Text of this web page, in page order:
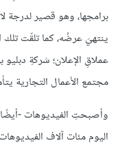
برامجها، وهو قصير
مجتمع الأعمال التجارية
وأصبحتِ الفيديوهات -
اليوم مئات آلاف